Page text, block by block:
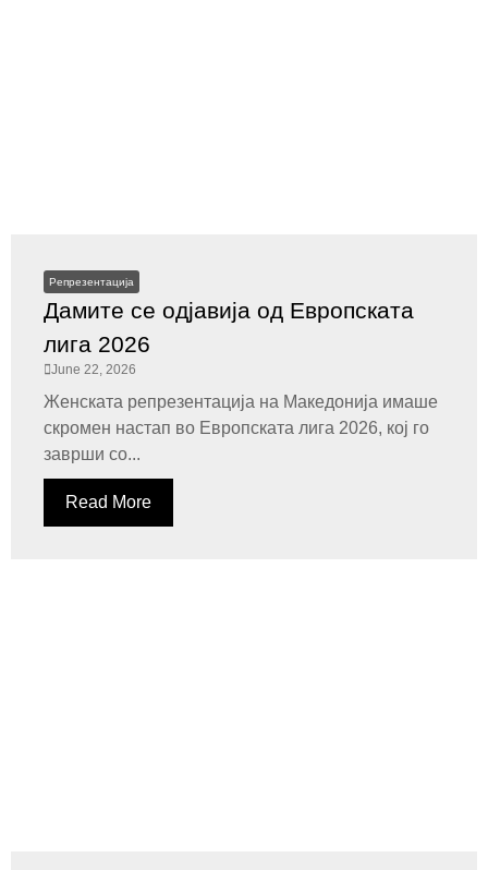
Репрезентација
Дамите се одјавија од Европската
лига 2026
June 22, 2026
Женската репрезентација на Македонија имаше
скромен настап во Европската лига 2026, кој го
заврши со...
Read More